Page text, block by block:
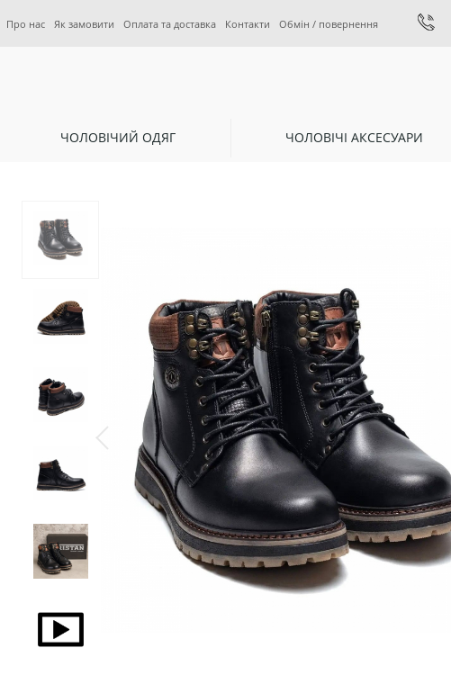
Про нас Як замовити Оплата та доставка Контакти Обмін / повернення
ЧОЛОВІЧИЙ ОДЯГ ЧОЛОВІЧІ АКСЕСУАРИ